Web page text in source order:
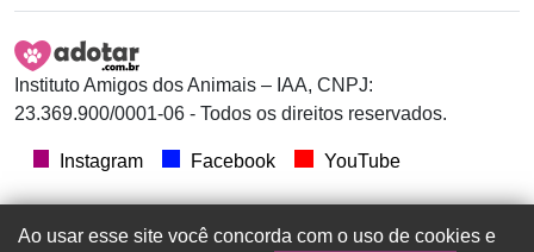
Instituto Amigos dos Animais – IAA, CNPJ:
23.369.900/0001-06 - Todos os direitos reservados.
Instagram Facebook YouTube
Ao usar esse site você concorda com o uso de cookies e